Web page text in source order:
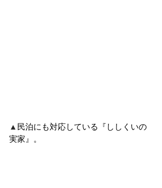
▲ 民泊にも対応している『ししくいの
実家』。